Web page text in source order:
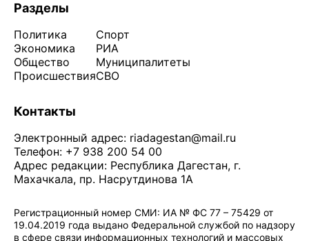
Разделы
Политика
Экономика
Общество
Происшествия
Спорт
РИА
Муниципалитеты
СВО
Контакты
Электронный адрес: riadagestan@mail.ru
Телефон: +7 938 200 54 00
Адрес редакции: Республика Дагестан, г.
Махачкала, пр. Насрутдинова 1А
Регистрационный номер СМИ: ИА № ФС 77 – 75429 от
19.04.2019 года выдано Федеральной службой по надзору
в сфере связи информационных технологий и массовых